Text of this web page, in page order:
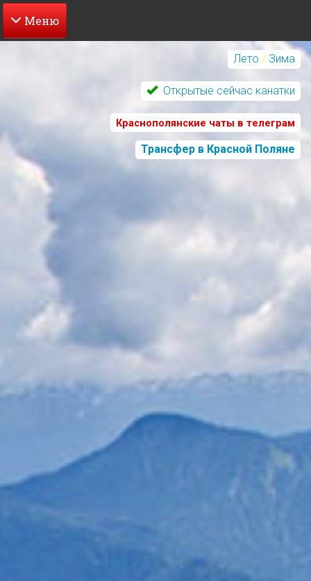
Перейти
Лето / Зима
Открытые сейчас канатки
Краснополянские чаты в телеграм
Трансфер в Красной Поляне